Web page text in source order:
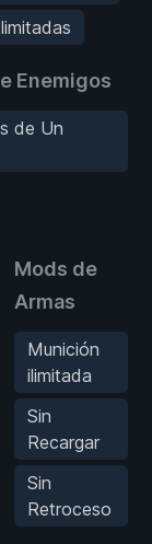
Enemigos
de Un
Mods de
Armas
Munición
ilimitada
Sin
Recargar
Sin
Retroceso